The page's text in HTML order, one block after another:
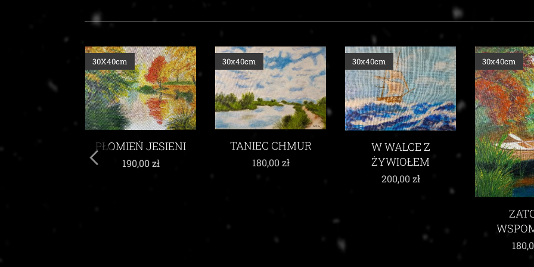
JESIENI TANIEC CHMUR
30x40cm
180,00zł
W WALCE Z
ŻYWIOŁEM
30x40cm 30x40cm
UKŁON
30x40cm